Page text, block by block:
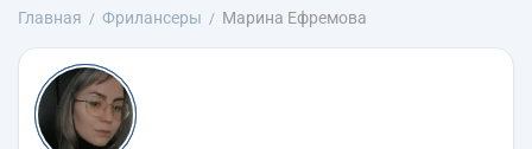
Главная Фрилансеры Марина Ефремова